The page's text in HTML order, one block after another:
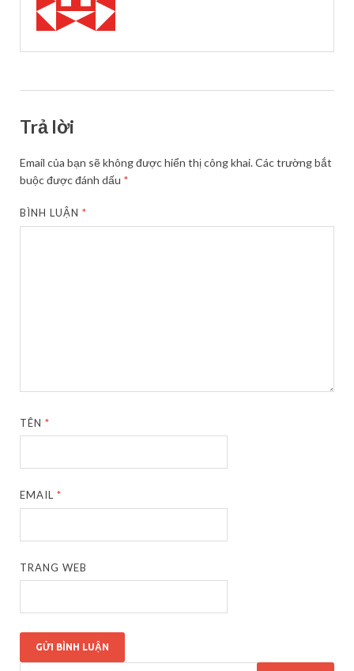
Trả lời
Email của bạn sẽ không được hiển thị công khai.Các trường bắt
buộc được đánh dấu *
BÌNH LUẬN*
TÊN*
EMAIL*
TRANG WEB